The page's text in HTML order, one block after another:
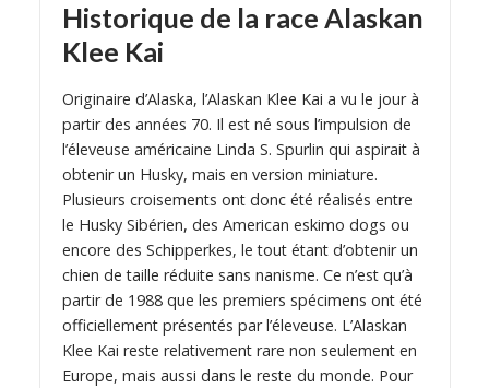
Historique de la race Alaskan
Klee Kai
Originaire d’Alaska, l’Alaskan Klee Kai a vu le jour à
partir des années 70. Il est né sous l’impulsion de
l’éleveuse américaine Linda S. Spurlin qui aspirait à
obtenir un Husky, mais en version miniature.
Plusieurs croisements ont donc été réalisés entre
le Husky Sibérien, des American eskimo dogs ou
encore des Schipperkes, le tout étant d’obtenir un
chien de taille réduite sans nanisme. Ce n’est qu’à
partir de 1988 que les premiers spécimens ont été
officiellement présentés par l’éleveuse. L’Alaskan
Klee Kai reste relativement rare non seulement en
Europe, mais aussi dans le reste du monde. Pour